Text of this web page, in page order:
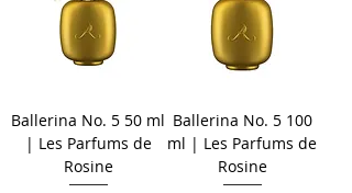
Ballerina No. 5 50 ml
| Les Parfums de
Rosine
Ballerina No. 5 100
ml | Les Parfums de
Rosine